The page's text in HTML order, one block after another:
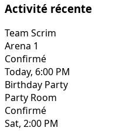
Activité récente
Team Scrim
Arena 1
Confirmé
Today, 6:00 PM
Birthday Party
Party Room
Confirmé
Sat, 2:00 PM